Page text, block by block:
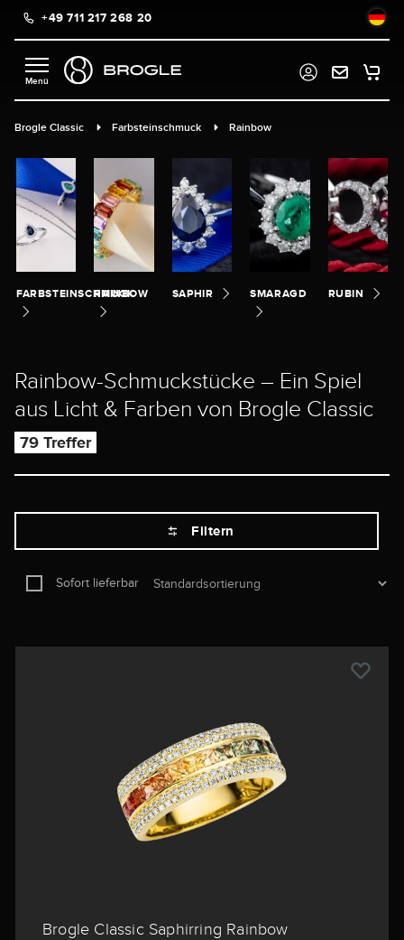
springen
+49 711 217 268 20
Brogle Classic Farbsteinschmuck Rainbow
FARBSTEINSCHMUCK
RAINBOW SAPHIR SMARAGD RUBIN
Rainbow-Schmuckstücke – Ein Spiel
aus Licht & Farben von Brogle Classic
79 Treffer
Filtern
Sofort lieferbar
Brogle Classic Saphirring Rainbow